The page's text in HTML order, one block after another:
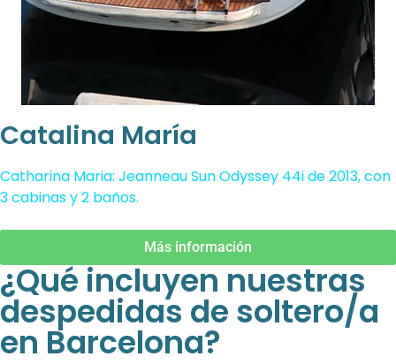
Catalina María
Catharina Maria: Jeanneau Sun Odyssey 44i de 2013, con
3 cabinas y 2 baños.
Más información
¿Qué incluyen nuestras
despedidas de soltero/a
en Barcelona?